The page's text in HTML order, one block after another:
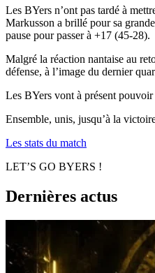
Les BYers n’ont pas tardé à
Markusson a brillé pour sa
pause pour passer à +17 (45-28).
Malgré la réaction nantaise au
défense, à l’image du dernier
Les BYers vont à présent
Ensemble, unis, jusqu’à la
Les stats du match
LET’S GO BYERS !
Dernières actus